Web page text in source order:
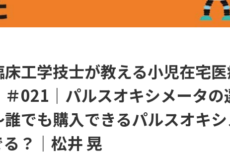
工学技士が教える小児在宅
021｜パルスオキシメータの
でも購入できるパルスオキシ
？｜松井 晃